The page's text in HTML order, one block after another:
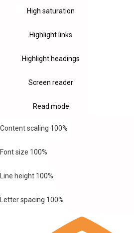
High saturation
Highlight links
Highlight headings
Screen reader
Read mode
Content scaling 100%
Font size 100%
Line height 100%
Letter spacing 100%